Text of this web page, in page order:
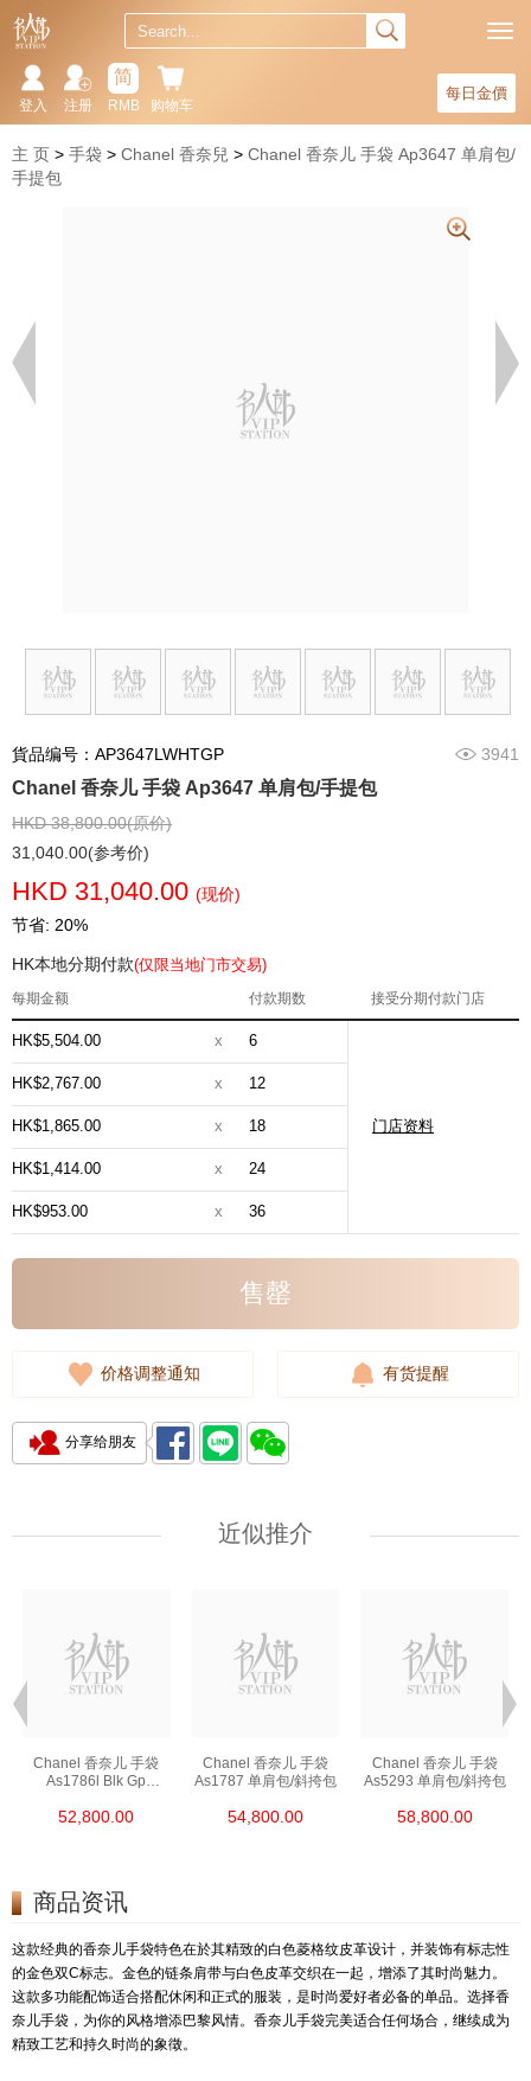
每日金價
购物车
简
RMB
注册
登入
主 页 手袋 Chanel 香奈兒
Chanel 香奈儿 手袋 Ap3647 单肩包/
手提包
貨品编号：AP3647LWHTGP 3941
Chanel 香奈儿 手袋 Ap3647 单肩包/手提包
HKD 38,800.00(原价)
31,040.00(参考价)
HKD 31,040.00 (现价)
节省: 20%
HK本地分期付款(仅限当地门市交易)
每期金额 付款期数 接受分期付款门店
HK$5,504.00 x 6
门店资料
HK$2,767.00 x 12
HK$1,865.00 x 18
HK$1,414.00 x 24
HK$953.00 x 36
售罄
价格调整通知 有货提醒
分享给朋友
近似推介
Chanel 香奈儿 手袋
As1786l Blk Gp
52,800.00
Chanel 香奈儿 手袋
As1787 单肩包/斜挎包
54,800.00
Chanel 香奈儿 手袋
As5293 单肩包/斜挎包
58,800.00
商品资讯
这款经典的香奈儿手袋特色在於其精致的白色菱格纹皮革设计，并装饰有标志性
的金色双C标志。金色的链条肩带与白色皮革交织在一起，增添了其时尚魅力。
这款多功能配饰适合搭配休闲和正式的服装，是时尚爱好者必备的单品。选择香
奈儿手袋，为你的风格增添巴黎风情。香奈儿手袋完美适合任何场合，继续成为
精致工艺和持久时尚的象徵。